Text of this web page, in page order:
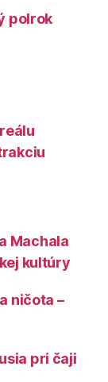
polrok
Machala
kultúry
ničota –
pri čaji